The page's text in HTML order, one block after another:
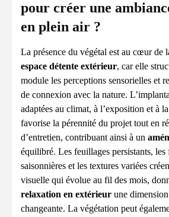
pour créer une
en plein air ?
La présence du végétal est au cœur de
espace détente extérieur, car elle
module les perceptions sensorielles et
de connexion avec la nature.
adaptées au climat, à l’exposition et à
favorise la pérennité du projet tout en
d’entretien, contribuant ainsi à un
équilibré. Les feuillages persistants, les
saisonnières et les textures variées
visuelle qui évolue au fil des mois,
relaxation en extérieur une
changeante. La végétation peut